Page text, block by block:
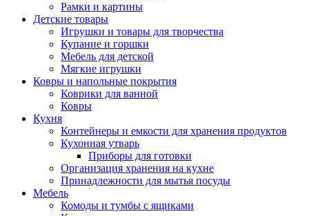
Рамки и картины
Детские товары
Игрушки и товары для творчества
Купание и горшки
Мебель для детской
Мягкие игрушки
Ковры и напольные покрытия
Коврики для ванной
Ковры
Кухня
Контейнеры и емкости для хранения продуктов
Кухонная утварь
Приборы для готовки
Организация хранения на кухне
Принадлежности для мытья посуды
Мебель
Комоды и тумбы с ящиками